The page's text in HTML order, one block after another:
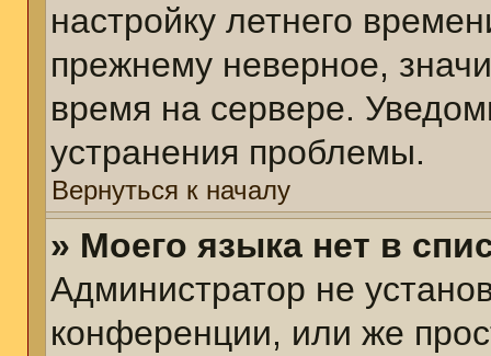
настройку летнего
прежнему неверное,
время на сервере.
устранения проблемы.
Вернуться к началу
» Моего языка нет в
Администратор не
конференции, или же